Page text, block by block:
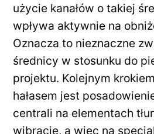
użycie kanałów o takiej
wpływa aktywnie na
Oznacza to nieznaczne
średnicy w stosunku do
projektu. Kolejnym
hałasem jest
centrali na elementach
wibracje, a więc na